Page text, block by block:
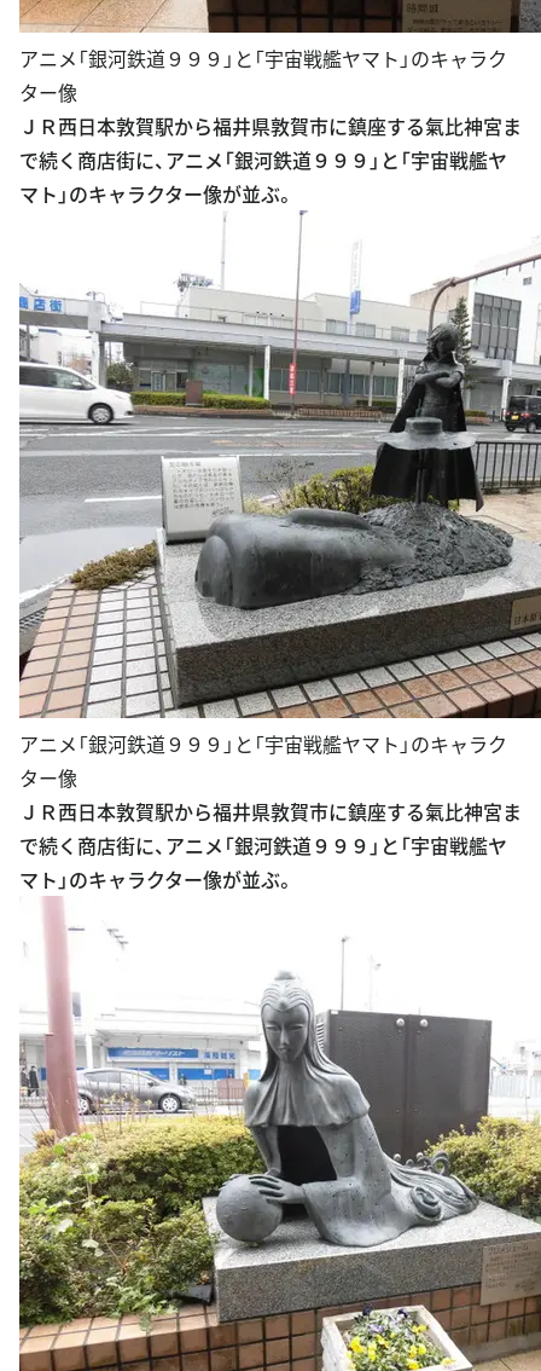
アニメ「銀河鉄道９９９」と「宇宙戦艦ヤマト」のキャラク
ター像
ＪＲ西日本敦賀駅から福井県敦賀市に鎮座する氣比神宮ま
で続く商店街に、アニメ「銀河鉄道９９９」と「宇宙戦艦ヤ
マト」のキャラクター像が並ぶ。
アニメ「銀河鉄道９９９」と「宇宙戦艦ヤマト」のキャラク
ター像
ＪＲ西日本敦賀駅から福井県敦賀市に鎮座する氣比神宮ま
で続く商店街に、アニメ「銀河鉄道９９９」と「宇宙戦艦ヤ
マト」のキャラクター像が並ぶ。